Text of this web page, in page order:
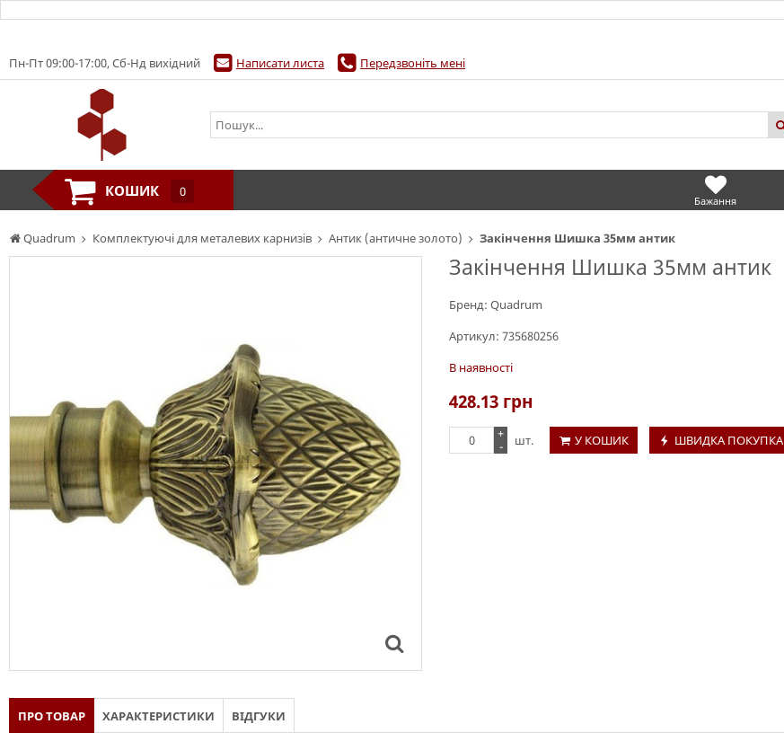
Quadrum Комплектуючі для металевих карнизів Антик (античне золото) Закінчення Шишка 35мм антик
Закінчення Шишка 35мм антик
Бренд: Quadrum
Артикул: 735680256
В наявності
428.13 грн
+
-
шт. У КОШИК ШВИДКА ПОКУПКА
ПРО ТОВАР ХАРАКТЕРИСТИКИ ВІДГУКИ
Пн-Пт 09:00-17:00, Сб-Нд вихідний Написати листа Передзвоніть мені
КОШИК 0
Бажання